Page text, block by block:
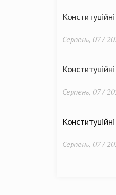
Серпень, 07 /
Серпень, 07 /
Серпень, 07 /